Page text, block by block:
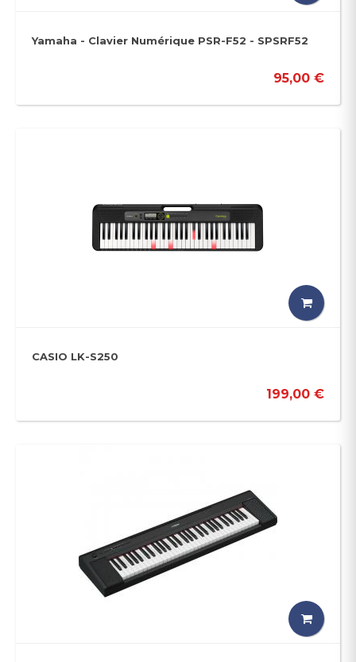
Yamaha - Clavier Numérique PSR-F52 - SPSRF52
95,00 €
CASIO LK-S250
199,00 €